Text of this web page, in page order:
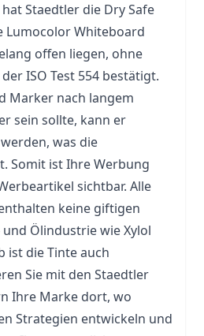
Staedtler die Dry Safe
Lumocolor Whiteboard
offen liegen, ohne
ISO Test 554 bestätigt.
Marker nach langem
sein sollte, kann er
was die
Somit ist Ihre Werbung
sichtbar. Alle
keine giftigen
Ölindustrie wie Xylol
ist die Tinte auch
Sie mit den Staedtler
Ihre Marke dort, wo
Strategien entwickeln und